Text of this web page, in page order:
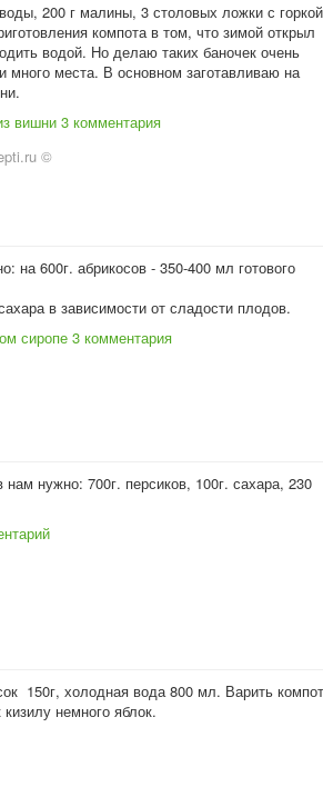
200 г малины, 3 столовых ложки с горкой
компота в том, что зимой открыл
водой. Но делаю таких баночек очень
много места. В основном заготавливаю на
вишни 3 комментария
©
на 600г. абрикосов - 350-400 мл готового
в зависимости от сладости плодов.
сиропе 3 комментария
нужно: 700г. персиков, 100г. сахара, 230
150г, холодная вода 800 мл. Варить
немного яблок.